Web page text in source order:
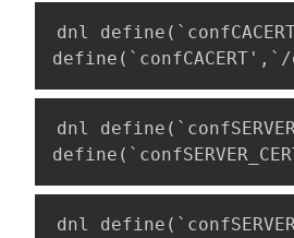
dnl
dnl
dnl